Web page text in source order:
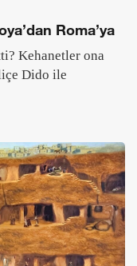
Roma’ya
Kehanetler ona
Dido ile